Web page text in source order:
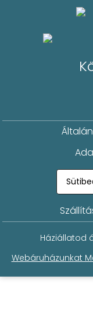
Háziállatod
Webáruházunkat